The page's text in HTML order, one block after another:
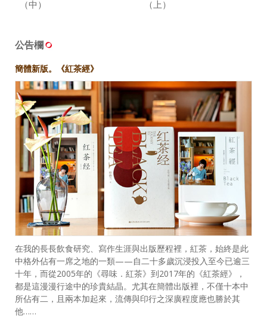
（中）
（上）
公告欄
簡體新版。《紅茶經》
在我的長長飲食研究、寫作生涯與出版歷程裡，紅茶，始終是此
中格外佔有一席之地的一類——自二十多歲沉浸投入至今已逾三
十年，而從2005年的《尋味．紅茶》到2017年的《紅茶經》，
都是這漫漫行途中的珍貴結晶。尤其在簡體出版裡，不僅十本中
所佔有二，且兩本加起來，流傳與印行之深廣程度應也勝於其
他……